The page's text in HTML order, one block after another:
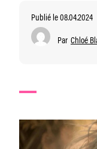
Publié le 08.04.2024
Par Chloé